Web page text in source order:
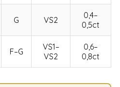
G VS2
0,4–
0,5ct
F–G
VS1–
VS2
0,6–
0,8ct